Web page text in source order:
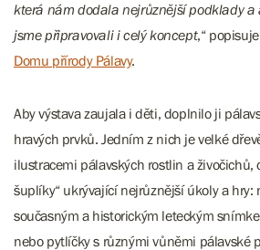
která nám dodala nejrůznější podklady a
jsme připravovali i celý koncept,“
Domu přírody Pálavy.
Aby výstava zaujala i děti, doplnilo ji
hravých prvků. Jedním z nich je velké
ilustracemi pálavských rostlin a živočichů,
šuplíky“ ukrývající nejrůznější úkoly a hry:
současným a historickým leteckým
nebo pytlíčky s různými vůněmi pálavské